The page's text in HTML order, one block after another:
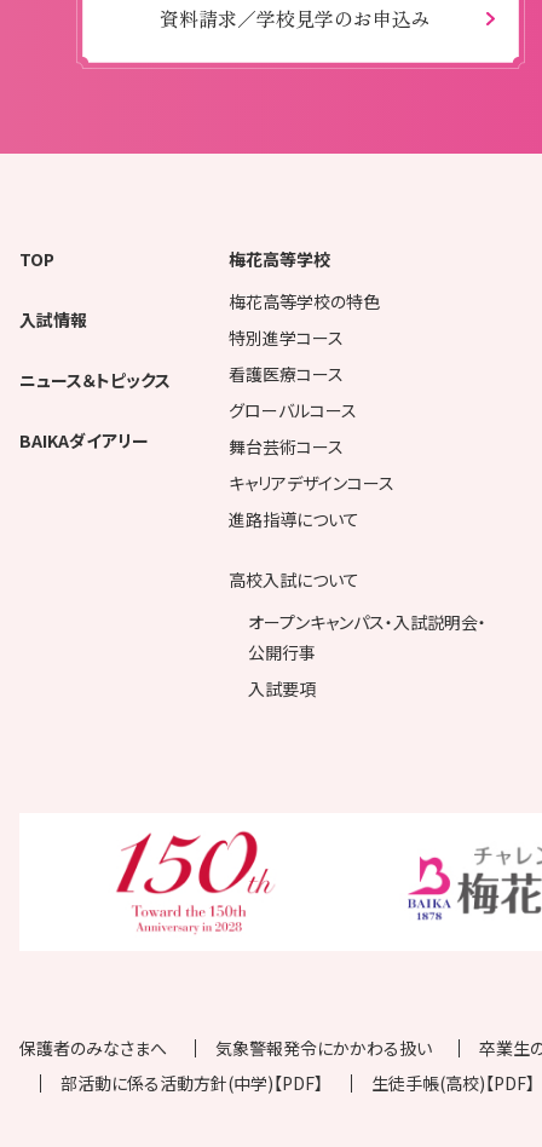
資料請求／学校見学のお申込み
TOP
入試情報
ニュース＆トピックス
BAIKAダイアリー
梅花高等学校
梅花高等学校の特色
特別進学コース
看護医療コース
グローバルコース
舞台芸術コース
キャリアデザインコース
進路指導について
高校入試について
オープンキャンパス・入試説明会・
公開行事
入試要項
保護者のみなさまへ 気象警報発令にかかわる扱い
卒業生
部活動に係る活動方針(中学)【PDF】
生徒手帳(高校)【PDF】